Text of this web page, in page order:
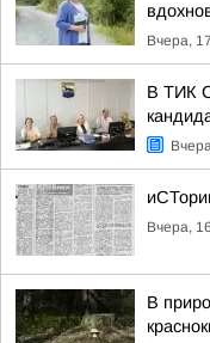
Вчера,
В ТИК
Вчера,
В